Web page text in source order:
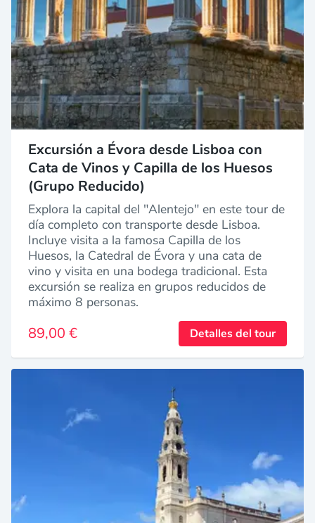
Excursión a Évora desde Lisboa con
Cata de Vinos y Capilla de los Huesos
(Grupo Reducido)
Explora la capital del "Alentejo" en este tour de
día completo con transporte desde Lisboa.
Incluye visita a la famosa Capilla de los
Huesos, la Catedral de Évora y una cata de
vino y visita en una bodega tradicional. Esta
excursión se realiza en grupos reducidos de
máximo 8 personas.
89,00 € Detalles del tour